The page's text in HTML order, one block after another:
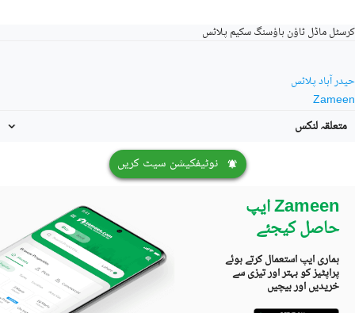
Zameen
حیدر آباد پلاٹس
کرسٹل ماڈل ٹاؤن ہاؤسنگ سکیم پلاٹس
متعلقہ لنکس
نوٹیفکیشن سیٹ کریں
Zameen ایپ
حاصل کیجئے
ہماری ایپ استعمال کرتے ہوئے
پراپٹیز کو بہتر اور تیزی سے
خریدیں اور بیچیں